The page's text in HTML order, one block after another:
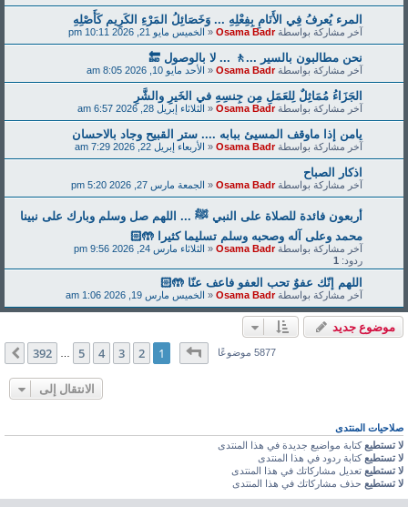
المرء يُعرفُ فِي الأَنَامِ بِفِعْلِهِ ... وَخَصَائِلُ المَرْءِ الكَرِيم كَأَصْلِهِ
آخر مشاركة بواسطةOsama Badr
«الخميس مايو 21, 2026 10:11 pm
نحن مطالبون بالسير ...🚶 ... لا بالوصول 🔚
آخر مشاركة بواسطةOsama Badr
«الأحد مايو 10, 2026 8:05 am
الجَزَاءُ مُمَاثِلٌ لِلعَمَلِ مِن جِنسِهِ في الخَيرِ والشَّرِ
آخر مشاركة بواسطةOsama Badr
«الثلاثاء إبريل 28, 2026 6:57 am
يامن إذا ماوقف المسيئ ببابه .... ستر القبيح وجاد بالاحسان
آخر مشاركة بواسطةOsama Badr
«الأربعاء إبريل 22, 2026 7:29 am
اذكار الصباح
آخر مشاركة بواسطةOsama Badr
«الجمعة مارس 27, 2026 5:20 pm
‏أربعون فائدة للصلاة على النبي ﷺ ... اللهم صل وسلم وبارك على نبينا
محمد وعلى آله وصحبه وسلم تسليما كثيرا 🤲🏻
آخر مشاركة بواسطةOsama Badr
«الثلاثاء مارس 24, 2026 9:56 pm
ردود: 1
اللهم إنّك عفوٌ تحب العفو فاعف عنّا 🤲🏻
آخر مشاركة بواسطةOsama Badr
«الخميس مارس 19, 2026 1:06 am
موضوع جديد
5877 موضوعًاصفحة1من 392
1
2
3
4
5
392 التالي
الانتقال إلى
صلاحيات المنتدى
لا تستطيعكتابة مواضيع جديدة في هذا المنتدى
لا تستطيعكتابة ردود في هذا المنتدى
لا تستطيعتعديل مشاركاتك في هذا المنتدى
لا تستطيعحذف مشاركاتك في هذا المنتدى